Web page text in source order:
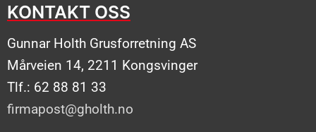
KONTAKT OSS
Gunnar Holth Grusforretning AS
Mårveien 14, 2211 Kongsvinger
Tlf.: 62 88 81 33
firmapost@gholth.no